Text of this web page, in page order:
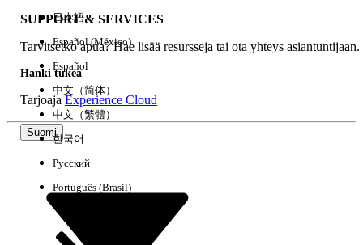
Tyhjennä kaikki Valmis
SUPPORT & SERVICES
Tarvitsetko apua? Hae lisää resursseja tai ota yhteys asiantuntijaan.
Hanki tukea
TarjoajaExperience Cloud
Suomi
日本語
Español (México)
Español
中文（简体）
中文（繁體）
한국어
Русский
Português (Brasil)